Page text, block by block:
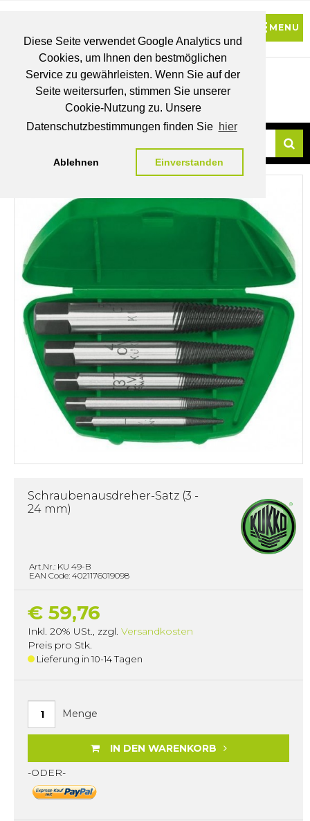
Diese Seite verwendet Google Analytics und
Cookies, um Ihnen den bestmöglichen
Service zu gewährleisten. Wenn Sie auf der
Seite weitersurfen, stimmen Sie unserer
Cookie-Nutzung zu. Unsere
Datenschutzbestimmungen finden Sie hier
Ablehnen Einverstanden
BRUTTO
PREISE
MEIN
WUNSCHLISTE
Schraubenausdreher-Satz (3 -
24 mm)
Art.Nr.: KU 49-B
EAN Code: 4021176019098
€ 59,76
Inkl. 20% USt., zzgl. Versandkosten
Preis pro Stk.
Lieferung in 10-14 Tagen
Menge
IN DEN WARENKORB
-ODER-